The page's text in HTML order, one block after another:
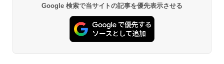
Google 検索で当サイトの記事を優先表示させる